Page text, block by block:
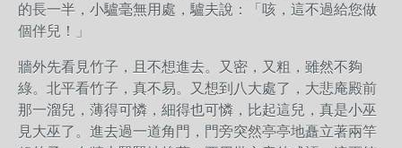
的長一半，小驢毫無用處，驢夫說：「咳，這不過給您做
個伴兒！」
牆外先看見竹子，且不想進去。又密，又粗，雖然不夠
綠。北平看竹子，真不易。又想到八大處了，大悲庵殿前
那一溜兒，薄得可憐，細得也可憐，比起這兒，真是小巫
見大巫了。進去過一道角門，門旁突然亭亭地矗立著兩竿